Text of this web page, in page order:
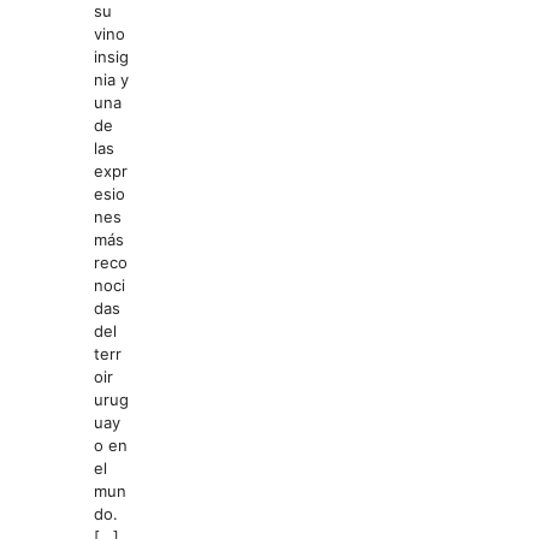
su
vino
insig
nia y
una
de
las
expr
esio
nes
más
reco
noci
das
del
terr
oir
urug
uay
o en
el
mun
do.